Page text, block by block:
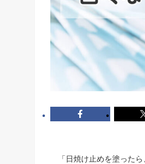
「日焼け止めを塗った